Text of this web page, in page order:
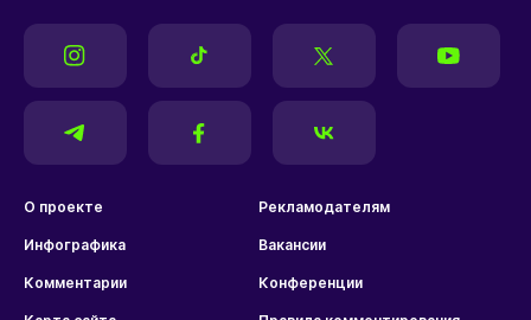
О проекте Рекламодателям
Инфографика Вакансии
Комментарии Конференции